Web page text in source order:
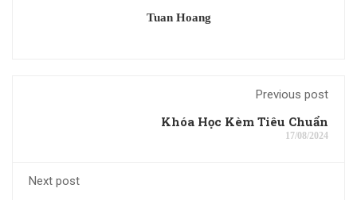
Tuan Hoang
Previous post
Khóa Học Kèm Tiêu Chuẩn
17/08/2024
Next post